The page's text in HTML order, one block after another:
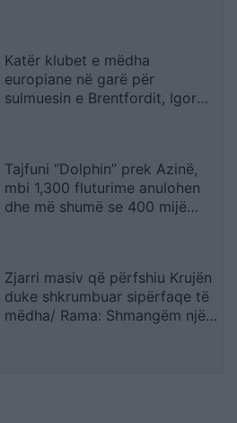
Katër klubet e mëdha
europiane në garë për
sulmuesin e Brentfordit, Igor
Tajfuni “Dolphin” prek Azinë,
mbi 1,300 fluturime anulohen
dhe më shumë se 400 mijë
Zjarri masiv që përfshiu Krujën
duke shkrumbuar sipërfaqe të
mëdha/ Rama: Shmangëm një